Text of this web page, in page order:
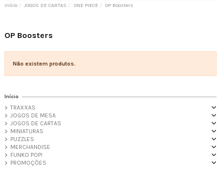
Início JOGOS DE CARTAS ONE PIECE OP Boosters
OP Boosters
Não existem produtos.
Início
TRAXXAS
JOGOS DE MESA
JOGOS DE CARTAS
MINIATURAS
PUZZLES
MERCHANDISE
FUNKO POP!
PROMOÇÕES